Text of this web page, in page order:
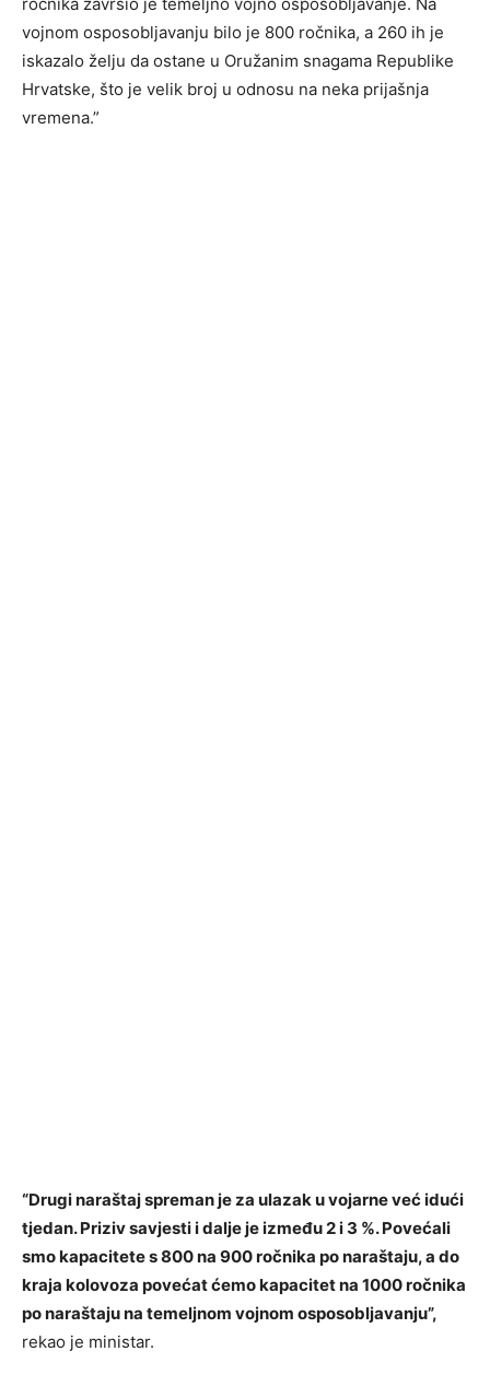
vojnom osposobljavanju bilo je 800 ročnika, a 260 ih je
iskazalo želju da ostane u Oružanim snagama Republike
Hrvatske, što je velik broj u odnosu na neka prijašnja
vremena.”
“Drugi naraštaj spreman je za ulazak u vojarne već idući
tjedan. Priziv savjesti i dalje je između 2 i 3 %. Povećali
smo kapacitete s 800 na 900 ročnika po naraštaju, a do
kraja kolovoza povećat ćemo kapacitet na 1000 ročnika
po naraštaju na temeljnom vojnom osposobljavanju”,
rekao je ministar.